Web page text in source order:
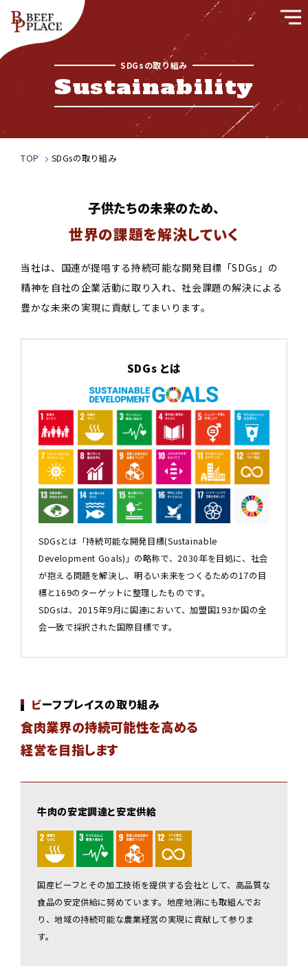
Our Spirit 私たちの想い
Sustainability
Recruitment
News
お問い合わせフォーム
SDGsの取り組み
Sustainability
TOP SDGsの取り組み
子供たちの未来のため、
世界の課題を解決していく
当社は、国連が提唱する持続可能な開発目標「SDGs」の
精神を自社の企業活動に取り入れ、社会課題の解決による
豊かな未来の実現に貢献してまいります。
SDGs とは
SDGsとは「持続可能な開発目標(Sustainable
Development Goals)」の略称で、2030年を目処に、社会
が抱える問題を解決し、明るい未来をつくるための17の目
標と169のターゲットに整理したものです。
SDGsは、2015年9月に国連において、加盟国193か国の全
会一致で採択された国際目標です。
ビーフプレイスの取り組み
食肉業界の持続可能性を高める
経営を目指します
牛肉の安定調達と安定供給
国産ビーフとその加工技術を提供する会社として、高品質な
食品の安定供給に努めています。地産地消にも取組んでお
り、地域の持続可能な農業経営の実現に貢献して参りま
す。